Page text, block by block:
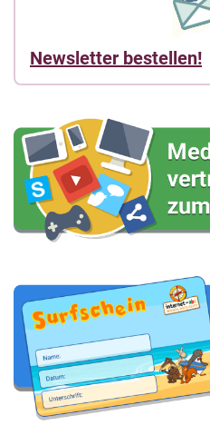
Newsletter bestellen!